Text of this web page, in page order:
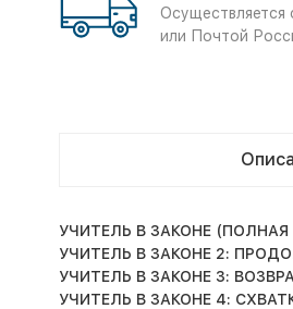
или Почтой
УЧИТЕЛЬ В ЗАКОНЕ (ПОЛНАЯ
УЧИТЕЛЬ В ЗАКОНЕ 2:
УЧИТЕЛЬ В ЗАКОНЕ 3:
УЧИТЕЛЬ В ЗАКОНЕ 4: